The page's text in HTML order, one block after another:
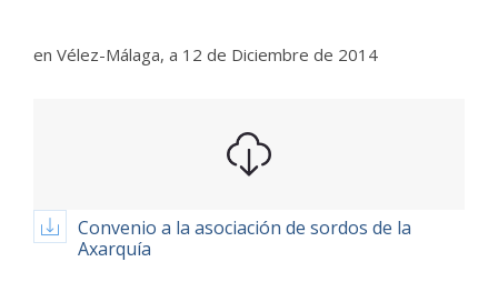
en Vélez-Málaga, a 12 de Diciembre de 2014
Convenio a la asociación de sordos de la
Axarquía